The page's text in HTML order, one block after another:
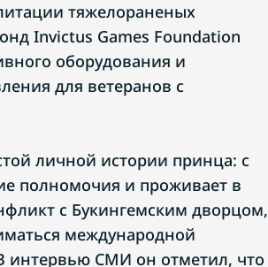
тяжелораненых
Invictus Games Foundation
оборудования и
для ветеранов с
личной истории принца: с
полномочия и проживает в
с Букингемским дворцом,
международной
интервью СМИ он отметил, что